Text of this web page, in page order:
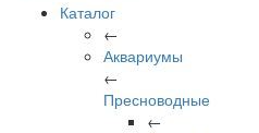
Каталог
←
Аквариумы
←
Пресноводные
←